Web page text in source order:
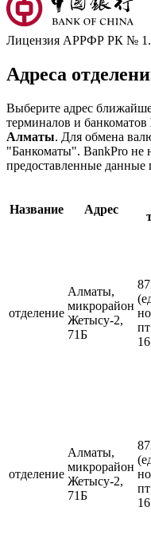
Лицензия АРРФР РК №
Адреса
Выберите адрес
терминалов и банкоматов
Алматы. Для обмена
"Банкоматы". BankPro не
предоставленные данные
Название Адрес
отделение
Алматы,
микрорайон
Жетысу-2,
71Б
отделение
Алматы,
микрорайон
Жетысу-2,
71Б